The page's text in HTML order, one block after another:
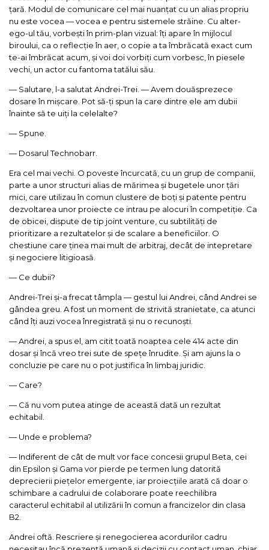
țară. Modul de comunicare cel mai nuanțat cu un alias propriu
nu este vocea — vocea e pentru sistemele străine. Cu alter-
ego-ul tău, vorbești în prim-plan vizual: îți apare în mijlocul
biroului, ca o reflecție în aer, o copie a ta îmbrăcată exact cum
te-ai îmbrăcat acum, și voi doi vorbiți cum vorbesc, în piesele
vechi, un actor cu fantoma tatălui său.
— Salutare, l-a salutat Andrei-Trei. — Avem douăsprezece
dosare în mișcare. Pot să-ți spun la care dintre ele am dubii
înainte să te uiți la celelalte?
— Spune.
— Dosarul Technobarr.
Era cel mai vechi. O poveste încurcată, cu un grup de companii,
parte a unor structuri alias de mărimea și bugetele unor țări
mici, care utilizau în comun clustere de boți și patente pentru
dezvoltarea unor proiecte ce intrau pe alocuri în competiție. Ca
de obicei, dispute de tip joint venture, cu subtilități de
prioritizare a rezultatelor și de scalare a beneficiilor. O
chestiune care ținea mai mult de arbitraj, decât de intepretare
și negociere litigioasă.
— Ce dubii?
Andrei-Trei și-a frecat tâmpla — gestul lui Andrei, când Andrei se
gândea greu. A fost un moment de strivită stranietate, ca atunci
când îți auzi vocea înregistrată și nu o recunoști.
— Andrei, a spus el, am citit toată noaptea cele 414 acte din
dosar și încă vreo trei sute de spețe înrudite. Și am ajuns la o
concluzie pe care nu o pot justifica în limbaj juridic.
— Care?
— Că nu vom putea atinge de această dată un rezultat
echitabil.
— Unde e problema?
— Indiferent de cât de mult vor face concesii grupul Beta, cei
din Epsilon și Gama vor pierde pe termen lung datorită
deprecierii piețelor emergente, iar proiecțiile arată că doar o
schimbare a cadrului de colaborare poate reechilibra
caracterul echitabil al utilizării în comun a francizelor din clasa
B2.
Andrei oftă. Rescriere și renegocierea acordurilor cadru